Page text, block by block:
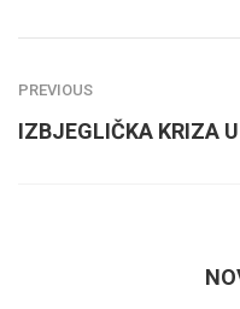
PREVIOUS
IZBJEGLIČKA KRIZA